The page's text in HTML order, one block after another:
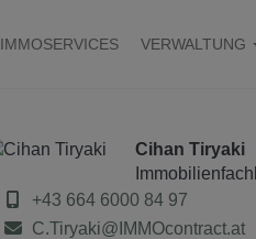
IMMOSERVICES VERWALTUNG
Cihan Tiryaki
+43 664 6000 84 97
C.Tiryaki@IMMOcontract.at